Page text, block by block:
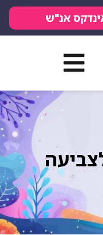
אנ"ש